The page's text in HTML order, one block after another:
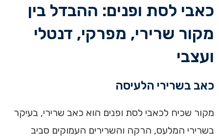
כאבי לסת ופנים: ההבדל בין
מקור שרירי, מפרקי, דנטלי
ועצבי
כאב בשרירי הלעיסה
מקור שכיח לכאבי לסת ופנים הוא כאב שרירי, בעיקר
בשרירי המלעס, הרקה והשרירים העמוקים סביב